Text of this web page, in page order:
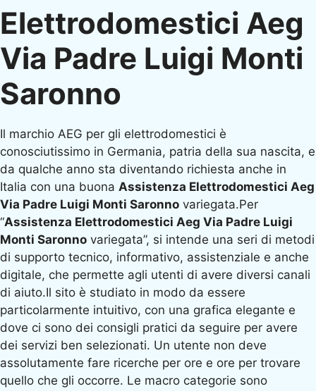
Elettrodomestici Aeg
Via Padre Luigi Monti
Saronno
Il marchio AEG per gli elettrodomestici è
conosciutissimo in Germania, patria della sua nascita, e
da qualche anno sta diventando richiesta anche in
Italia con una buona Assistenza Elettrodomestici Aeg
Via Padre Luigi Monti Saronno variegata.Per
“Assistenza Elettrodomestici Aeg Via Padre Luigi
Monti Saronno variegata”, si intende una seri di metodi
di supporto tecnico, informativo, assistenziale e anche
digitale, che permette agli utenti di avere diversi canali
di aiuto.Il sito è studiato in modo da essere
particolarmente intuitivo, con una grafica elegante e
dove ci sono dei consigli pratici da seguire per avere
dei servizi ben selezionati. Un utente non deve
assolutamente fare ricerche per ore e ore per trovare
quello che gli occorre. Le macro categorie sono